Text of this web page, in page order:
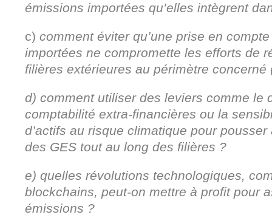
émissions importées qu’elles intègrent
c) comment éviter qu’une prise en
importées ne compromette les efforts de
filières extérieures au périmètre concerné
d) comment utiliser des leviers comme le
comptabilité extra-financières ou la
d’actifs au risque climatique pour
des GES tout au long des filières ?
e) quelles révolutions technologiques,
blockchains, peut-on mettre à profit pour
émissions ?